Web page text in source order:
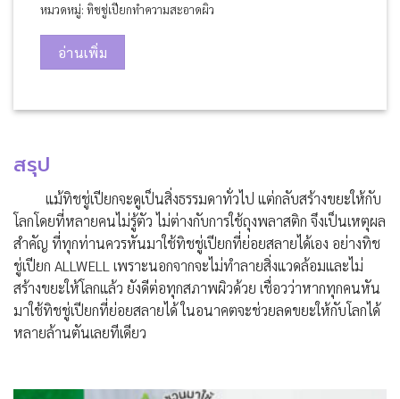
หมวดหมู่: ทิชชู่เปียกทำความสะอาดผิว
อ่านเพิ่ม
สรุป
แม้ทิชชู่เปียกจะดูเป็นสิ่งธรรมดาทั่วไป แต่กลับสร้างขยะให้กับ
โลกโดยที่หลายคนไม่รู้ตัว ไม่ต่างกับการใช้ถุงพลาสติก จึงเป็นเหตุผล
สำคัญ ที่ทุกท่านควรหันมาใช้ทิชชู่เปียกที่ย่อยสลายได้เอง อย่างทิช
ชู่เปียก ALLWELL เพราะนอกจากจะไม่ทำลายสิ่งแวดล้อมและไม่
สร้างขยะให้โลกแล้ว ยังดีต่อทุกสภาพผิวด้วย เชื่อวว่าหากทุกคนหัน
มาใช้ทิชชู่เปียกที่ย่อยสลายได้ ในอนาคตจะช่วยลดขยะให้กับโลกได้
หลายล้านตันเลยทีเดียว